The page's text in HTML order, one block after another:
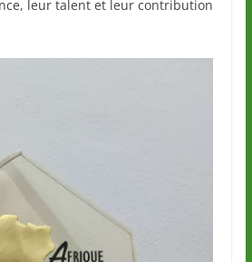
leur talent et leur contribution